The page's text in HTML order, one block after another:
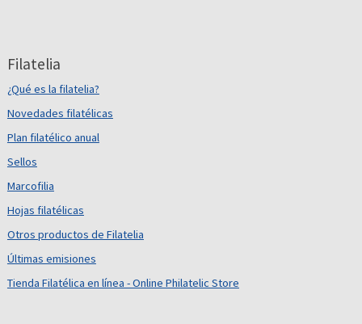
Filatelia
¿Qué es la filatelia?
Novedades filatélicas
Plan filatélico anual
Sellos
Marcofilia
Hojas filatélicas
Otros productos de Filatelia
Últimas emisiones
Tienda Filatélica en línea - Online Philatelic Store